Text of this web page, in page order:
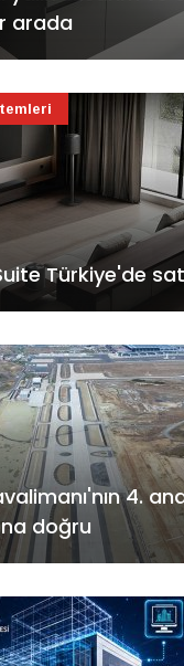
arada
Türkiye'de
4.
doğru